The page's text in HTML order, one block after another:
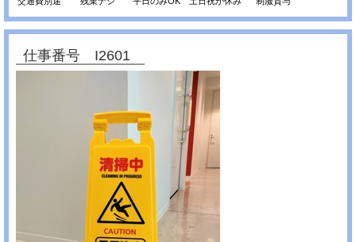
仕事番号 I2601